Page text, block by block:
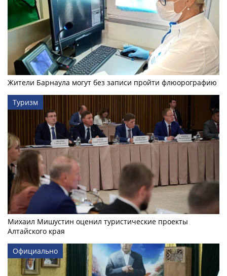
Жители Барнаула могут без записи пройти флюорографию
Туризм
Михаил Мишустин оценил туристические проекты
Алтайского края
Официально